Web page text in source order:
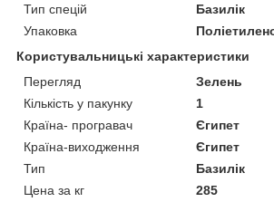
Тип спецій
Базилік
Упаковка
Користувальницькі характеристики
Перегляд
Зелень
Кількість у пакунку
1
Країна- програвач
Єгипет
Країна-виходження
Єгипет
Тип
Базилік
Цена за кг
285